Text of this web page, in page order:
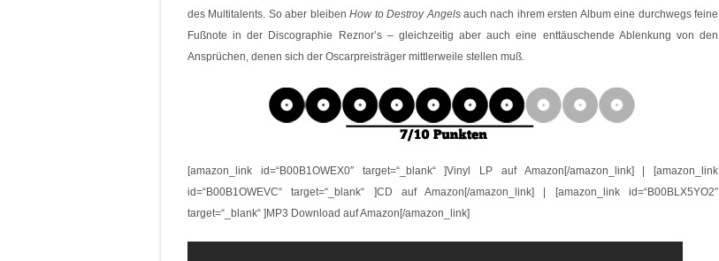
des Multitalents. So aber bleibenHow to Destroy Angelsauch nach ihrem ersten Album eine durchwegs feine
Fußnote in der Discographie Reznor’s – gleichzeitig aber auch eine enttäuschende Ablenkung von den
Ansprüchen, denen sich der Oscarpreisträger mittlerweile stellen muß.
[amazon_link id=“B00B1OWEX0″ target=“_blank“ ]Vinyl LP auf Amazon[/amazon_link] | [amazon_link
id=“B00B1OWEVC“ target=“_blank“ ]CD auf Amazon[/amazon_link] | [amazon_link id=“B00BLX5YO2″
target=“_blank“ ]MP3 Download auf Amazon[/amazon_link]